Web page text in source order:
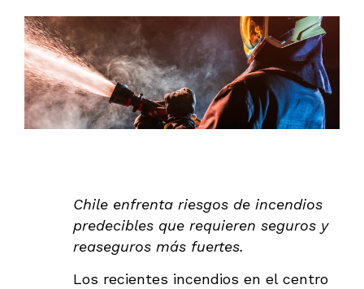
Chile enfrenta riesgos de incendios
predecibles que requieren seguros y
reaseguros más fuertes.
Los recientes incendios en el centro